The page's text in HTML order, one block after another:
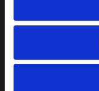
Pentru copii